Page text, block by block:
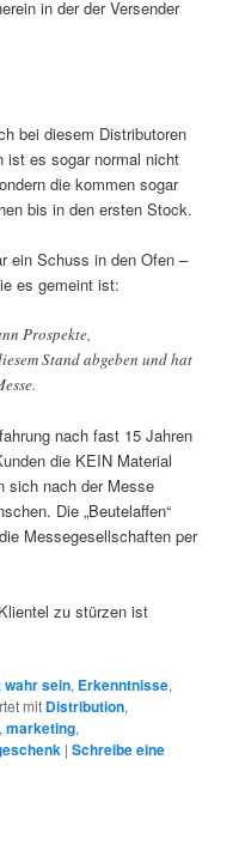
in der der Versender
bei diesem Distributoren
ist es sogar normal nicht
die kommen sogar
bis in den ersten Stock.
ein Schuss in den Ofen –
es gemeint ist:
Prospekte,
Stand abgeben und hat
nach fast 15 Jahren
die KEIN Material
sich nach der Messe
Die „Beutelaffen“
Messegesellschaften per
zu stürzen ist
wahr sein, Erkenntnisse,
mit Distribution,
,marketing,
|Schreibe eine